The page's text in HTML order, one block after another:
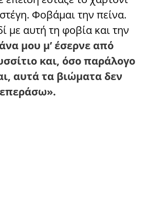
Φοβάμαι την πείνα.
με αυτή τη φοβία και την
μου μ’ έσερνε από
και, όσο παράλογο
αυτά τα βιώματα δεν